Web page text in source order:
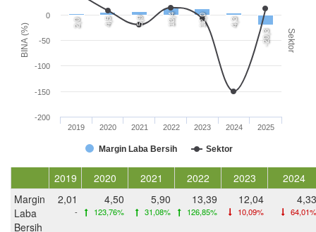
BINA (%) Sektor
2,0 4,5 5,9 13,4 12,0 4,3
-20,3
Margin Laba Bersih Sektor
2019 2020 2021 2022 2023 2024 2025
-200
-150
-100
-50
0
2019 2020 2021 2022 2023
2024
Margin
Laba
Bersih
2,01
-
4,50
123,76%
5,90
31,08%
13,39
126,85%
12,04
10,09%
4,33
64,01%